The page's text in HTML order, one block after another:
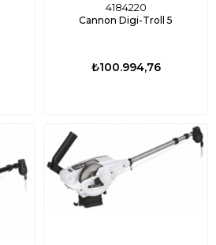
4184220
Cannon Digi-Troll 5
₺100.994,76